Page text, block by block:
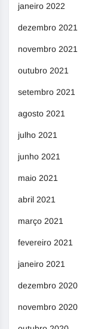
janeiro 2022
dezembro 2021
novembro 2021
outubro 2021
setembro 2021
agosto 2021
julho 2021
junho 2021
maio 2021
abril 2021
março 2021
fevereiro 2021
janeiro 2021
dezembro 2020
novembro 2020